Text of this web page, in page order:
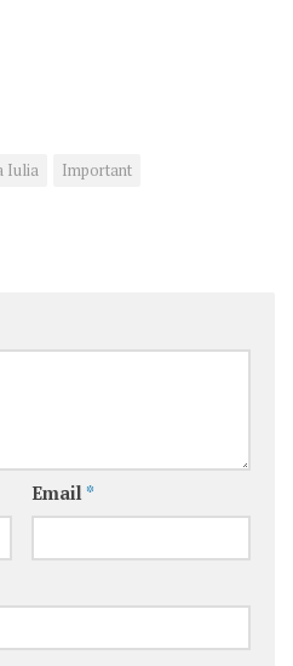
Iulia Important
Email *